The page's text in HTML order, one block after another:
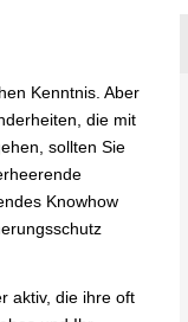
Kenntnis. Aber
die mit
sollten Sie
Knowhow
aktiv, die ihre oft